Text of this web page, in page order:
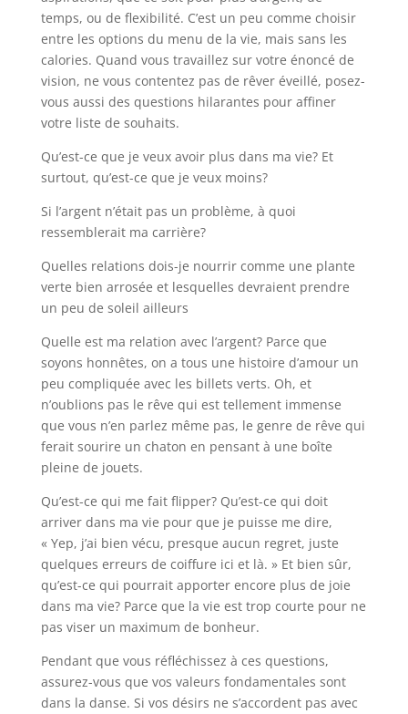
temps, ou de flexibilité. C’est un peu comme choisir
entre les options du menu de la vie, mais sans les
calories. Quand vous travaillez sur votre énoncé de
vision, ne vous contentez pas de rêver éveillé, posez-
vous aussi des questions hilarantes pour affiner
votre liste de souhaits.
Qu’est-ce que je veux avoir plus dans ma vie? Et
surtout, qu’est-ce que je veux moins?
Si l’argent n’était pas un problème, à quoi
ressemblerait ma carrière?
Quelles relations dois-je nourrir comme une plante
verte bien arrosée et lesquelles devraient prendre
un peu de soleil ailleurs
Quelle est ma relation avec l’argent? Parce que
soyons honnêtes, on a tous une histoire d’amour un
peu compliquée avec les billets verts. Oh, et
n’oublions pas le rêve qui est tellement immense
que vous n’en parlez même pas, le genre de rêve qui
ferait sourire un chaton en pensant à une boîte
pleine de jouets.
Qu’est-ce qui me fait flipper? Qu’est-ce qui doit
arriver dans ma vie pour que je puisse me dire,
« Yep, j’ai bien vécu, presque aucun regret, juste
quelques erreurs de coiffure ici et là. » Et bien sûr,
qu’est-ce qui pourrait apporter encore plus de joie
dans ma vie? Parce que la vie est trop courte pour ne
pas viser un maximum de bonheur.
Pendant que vous réfléchissez à ces questions,
assurez-vous que vos valeurs fondamentales sont
dans la danse. Si vos désirs ne s’accordent pas avec